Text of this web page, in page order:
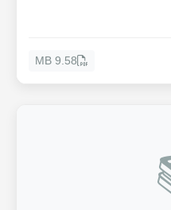
9.58 MB